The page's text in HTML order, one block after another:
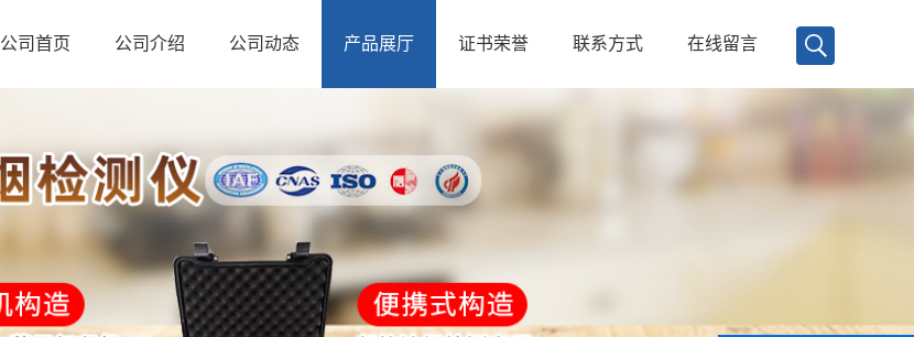
公司首页 公司介绍 公司动态 产品展厅 证书荣誉 联系方式 在线留言